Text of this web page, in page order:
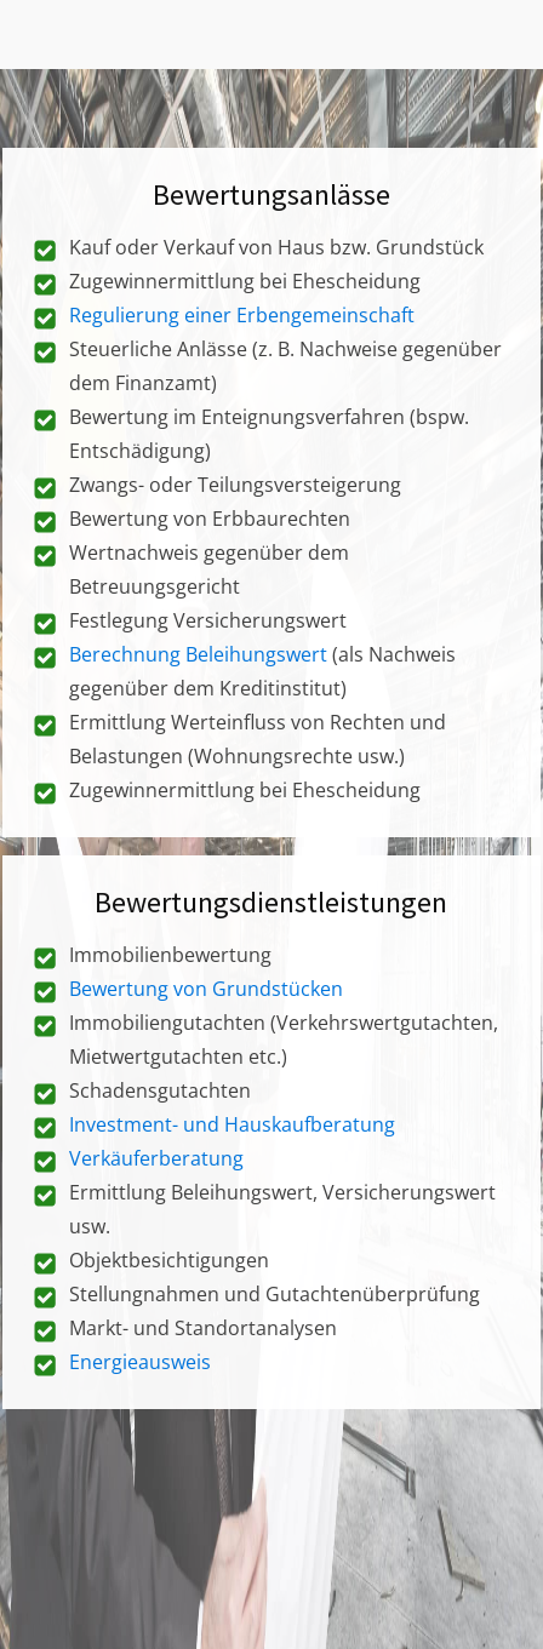
Bewertungsanlässe
Kauf oder Verkauf von Haus bzw. Grundstück
Zugewinnermittlung bei Ehescheidung
Regulierung einer Erbengemeinschaft
Steuerliche Anlässe (z. B. Nachweise gegenüber
dem Finanzamt)
Bewertung im Enteignungsverfahren (bspw.
Entschädigung)
Zwangs- oder Teilungsversteigerung
Bewertung von Erbbaurechten
Wertnachweis gegenüber dem
Betreuungsgericht
Festlegung Versicherungswert
Berechnung Beleihungswert(als Nachweis
gegenüber dem Kreditinstitut)
Ermittlung Werteinfluss von Rechten und
Belastungen (Wohnungsrechte usw.)
Zugewinnermittlung bei Ehescheidung
Bewertungsdienstleistungen
Immobilienbewertung
Bewertung von Grundstücken
Immobiliengutachten (Verkehrswertgutachten,
Mietwertgutachten etc.)
Schadensgutachten
Investment- und Hauskaufberatung
Verkäuferberatung
Ermittlung Beleihungswert, Versicherungswert
usw.
Objektbesichtigungen
Stellungnahmen und Gutachtenüberprüfung
Markt- und Standortanalysen
Energieausweis